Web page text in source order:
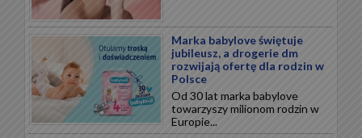
Marka babylove świętuje
jubileusz, a drogerie dm
rozwijają ofertę dla rodzin w
Polsce
Od 30 lat marka babylove
towarzyszy milionom rodzin w
Europie...